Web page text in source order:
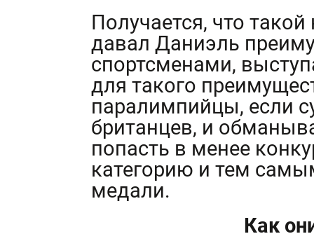
Получается, что
давал Даниэль
спортсменами,
для такого
паралимпийцы, если
британцев, и
попасть в менее
категорию и тем
медали.
Как